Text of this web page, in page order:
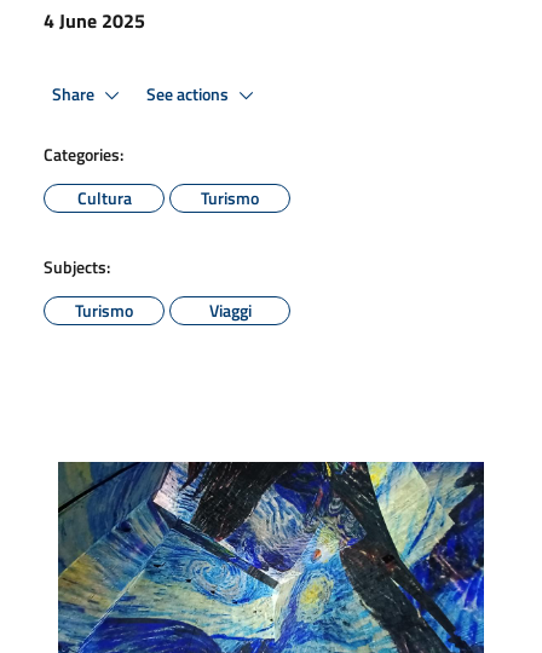
4 June 2025
Share See actions
Categories:
Cultura
Turismo
Subjects:
Turismo
Viaggi